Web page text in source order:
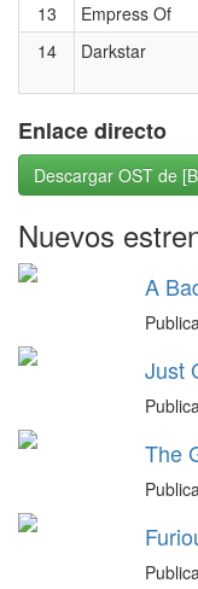
13
Empress Of
14
Darkstar
Enlace directo
Descargar OST de
Nuevos
A
Just
The